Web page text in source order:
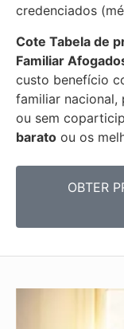
credenciados
Cote Tabela de
Familiar
custo benefício
familiar nacional,
ou sem
barato ou os
OBTER